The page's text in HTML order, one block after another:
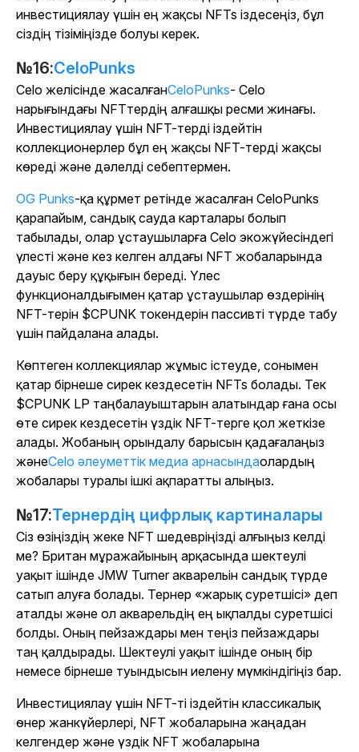
инвестициялау үшін ең жақсы NFTs іздесеңіз, бұл
сіздің тізіміңізде болуы керек.
№16:CeloPunks
Celo желісінде жасалғанCeloPunks- Celo
нарығындағы NFTтердің алғашқы ресми жинағы.
Инвестициялау үшін NFT-терді іздейтін
коллекционерлер бұл ең жақсы NFT-терді жақсы
көреді және дәлелді себептермен.
OG Punks-қа құрмет ретінде жасалған CeloPunks
қарапайым, сандық сауда карталары болып
табылады, олар ұстаушыларға Celo экожүйесіндегі
үлесті және кез келген алдағы NFT жобаларында
дауыс беру құқығын береді. Үлес
функционалдығымен қатар ұстаушылар өздерінің
NFT-терін $CPUNK токендерін пассивті түрде табу
үшін пайдалана алады.
Көптеген коллекциялар жұмыс істеуде, сонымен
қатар бірнеше сирек кездесетін NFTs болады. Тек
$CPUNK LP таңбалауыштарын алатындар ғана осы
өте сирек кездесетін үздік NFT-терге қол жеткізе
алады. Жобаның орындалу барысын қадағалаңыз
жәнеCelo әлеуметтік медиа арнасындаолардың
жобалары туралы ішкі ақпаратты алыңыз.
№17:Тернердің цифрлық картиналары
Сіз өзіңіздің жеке NFT шедевріңізді алғыңыз келді
ме? Британ мұражайының арқасында шектеулі
уақыт ішінде JMW Turner акварельін сандық түрде
сатып алуға болады. Тернер «жарық суретшісі» деп
аталды және ол акварельдің ең ықпалды суретшісі
болды. Оның пейзаждары мен теңіз пейзаждары
таң қалдырады. Шектеулі уақыт ішінде оның бір
немесе бірнеше туындысын иелену мүмкіндігіңіз бар.
Инвестициялау үшін NFT-ті іздейтін классикалық
өнер жанкүйерлері, NFT жобаларына жаңадан
келгендер және үздік NFT жобаларына